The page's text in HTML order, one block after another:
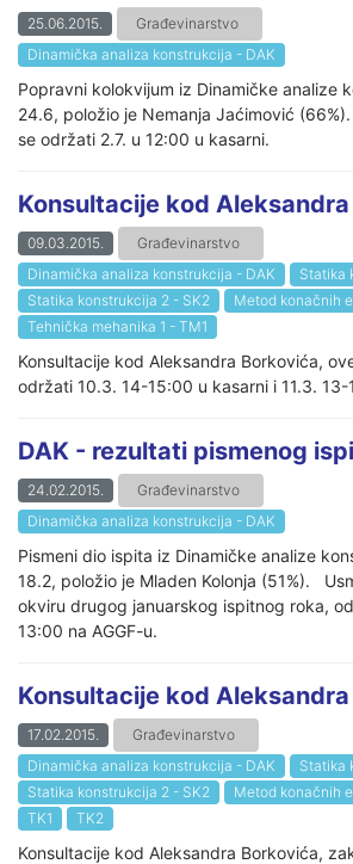
25.06.2015.
Građevinarstvo
Dinamička analiza konstrukcija - DAK
Popravni kolokvijum iz Dinamičke analize
24.6, položio je Nemanja Jaćimović
se održati 2.7. u 12:00 u kasarni.
Konsultacije kod
09.03.2015.
Građevinarstvo
Dinamička analiza konstrukcija - DAK
Statika
Statika konstrukcija 2 - SK2
Metod konačnih
Tehnička mehanika 1 - TM1
Konsultacije kod Aleksandra Borkovića,
održati 10.3. 14-15:00 u kasarni i 11.3. 13-
DAK - rezultati pismenog
24.02.2015.
Građevinarstvo
Dinamička analiza konstrukcija - DAK
Pismeni dio ispita iz Dinamičke analize
18.2, položio je Mladen Kolonja (51%).
okviru drugog januarskog ispitnog roka,
13:00 na AGGF-u.
Konsultacije kod
17.02.2015.
Građevinarstvo
Dinamička analiza konstrukcija - DAK
Statika
Statika konstrukcija 2 - SK2
Metod konačnih
TK1
TK2
Konsultacije kod Aleksandra Borkovića,